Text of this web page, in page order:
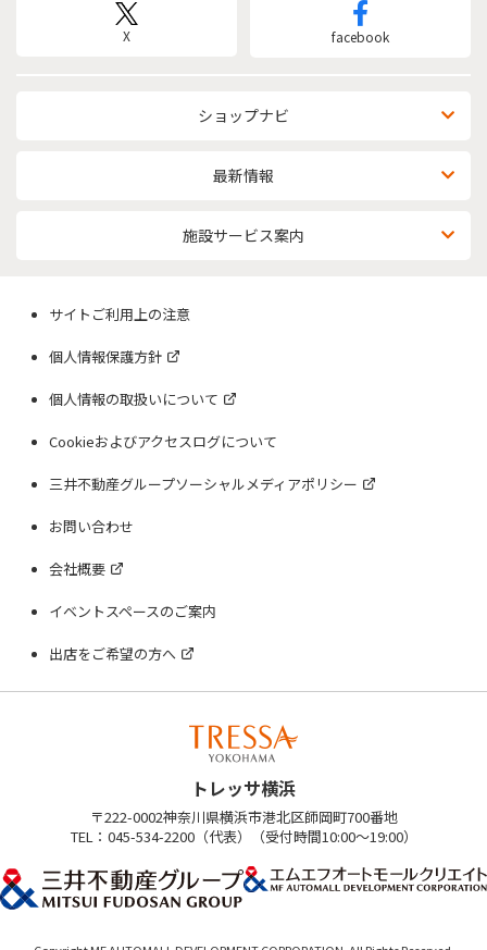
ショップナビ
最新情報
施設サービス案内
X facebook
サイトご利用上の注意
個人情報保護方針
個人情報の取扱いについて
Cookieおよびアクセスログについて
三井不動産グループソーシャルメディアポリシー
お問い合わせ
会社概要
イベントスペースのご案内
出店をご希望の方へ
トレッサ横浜
〒222-0002神奈川県横浜市港北区師岡町700番地
TEL：045-534-2200（代表）（受付時間10:00～19:00）